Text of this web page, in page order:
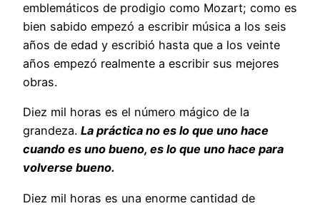
emblemáticos de prodigio como Mozart; como es
bien sabido empezó a escribir música a los seis
años de edad y escribió hasta que a los veinte
años empezó realmente a escribir sus mejores
obras.
Diez mil horas es el número mágico de la
grandeza. La práctica no es lo que uno hace
cuando es uno bueno, es lo que uno hace para
volverse bueno.
Diez mil horas es una enorme cantidad de